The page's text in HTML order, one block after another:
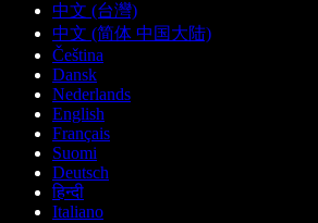
中文 (台灣)
中文 (简体 中国大陆)
Čeština
Dansk
Nederlands
English
Français
Suomi
Deutsch
हिन्दी
Italiano